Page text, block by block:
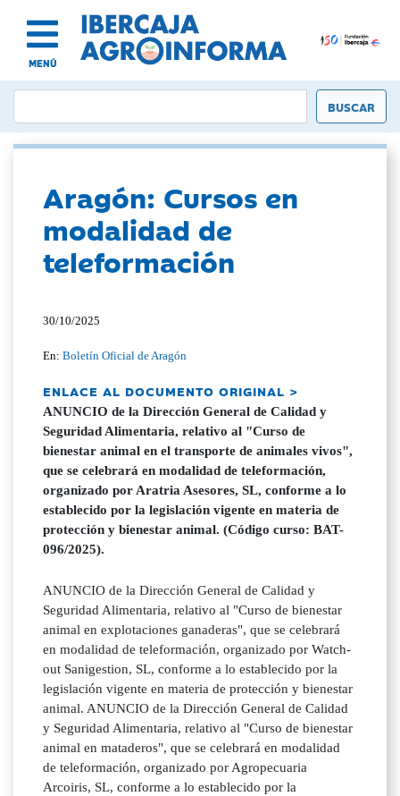
MENÚ
Aragón: Cursos en
modalidad de
teleformación
30/10/2025
En:Boletín Oficial de Aragón
ENLACE AL DOCUMENTO ORIGINAL >
ANUNCIO de la Dirección General de Calidad y
Seguridad Alimentaria, relativo al "Curso de
bienestar animal en el transporte de animales vivos",
que se celebrará en modalidad de teleformación,
organizado por Aratria Asesores, SL, conforme a lo
establecido por la legislación vigente en materia de
protección y bienestar animal. (Código curso: BAT-
096/2025).
ANUNCIO de la Dirección General de Calidad y
Seguridad Alimentaria, relativo al "Curso de bienestar
animal en explotaciones ganaderas", que se celebrará
en modalidad de teleformación, organizado por Watch-
out Sanigestion, SL, conforme a lo establecido por la
legislación vigente en materia de protección y bienestar
animal. ANUNCIO de la Dirección General de Calidad
y Seguridad Alimentaria, relativo al "Curso de bienestar
animal en mataderos", que se celebrará en modalidad
de teleformación, organizado por Agropecuaria
Arcoiris, SL, conforme a lo establecido por la